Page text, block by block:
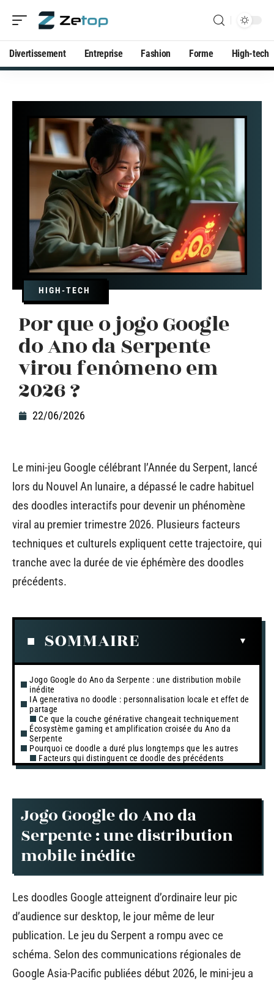
Divertissement Entreprise Fashion Forme High-tech
HIGH-TECH
Por que o jogo Google
do Ano da Serpente
virou fenômeno em
2026 ?
22/06/2026
Le mini-jeu Google célébrant l’Année du Serpent, lancé
lors du Nouvel An lunaire, a dépassé le cadre habituel
des doodles interactifs pour devenir un phénomène
viral au premier trimestre 2026. Plusieurs facteurs
techniques et culturels expliquent cette trajectoire, qui
tranche avec la durée de vie éphémère des doodles
précédents.
SOMMAIRE
Jogo Google do Ano da Serpente : une distribution mobile
inédite
IA generativa no doodle : personnalisation locale et effet de
partage
Ce que la couche générative changeait techniquement
Écosystème gaming et amplification croisée du Ano da
Serpente
Pourquoi ce doodle a duré plus longtemps que les autres
Facteurs qui distinguent ce doodle des précédents
Jogo Google do Ano da
Serpente : une distribution
mobile inédite
Les doodles Google atteignent d’ordinaire leur pic
d’audience sur desktop, le jour même de leur
publication. Le jeu du Serpent a rompu avec ce
schéma. Selon des communications régionales de
Google Asia-Pacific publiées début 2026, le mini-jeu a